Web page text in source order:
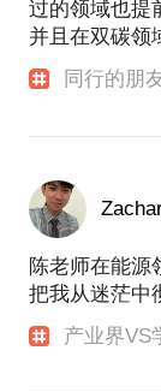
过的领域也提
并且在双碳领
同行的朋
陈老师在能源
把我从迷茫中
产业界VS